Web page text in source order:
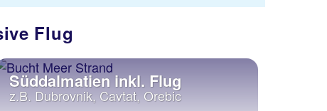
Flug
Süddalmatien inkl. Flug
z.B. Dubrovnik, Cavtat, Orebic